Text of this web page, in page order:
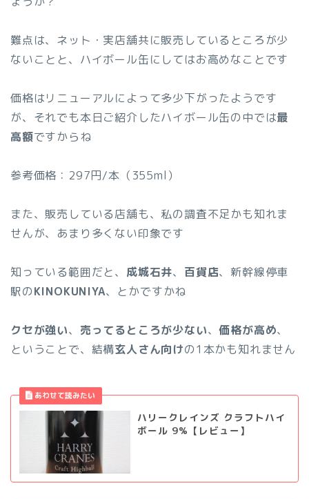
難点は、ネット・実店舗共に販売しているところが少
ないことと、ハイボール缶にしてはお高めなことです
価格はリニューアルによって多少下がったようです
が、それでも本日ご紹介したハイボール缶の中では最
高額ですからね
参考価格：297円/本（355ml）
また、販売している店舗も、私の調査不足かも知れま
せんが、あまり多くない印象です
知っている範囲だと、 成城石井、 百貨店、新幹線停車
駅のKINOKUNIYA、とかですかね
クセが強い、 売ってるところが少ない、価格が高め、
ということで、結構玄人さん向けの1本かも知れません
ハリークレインズ クラフトハイ
ボール 9%【レビュー】